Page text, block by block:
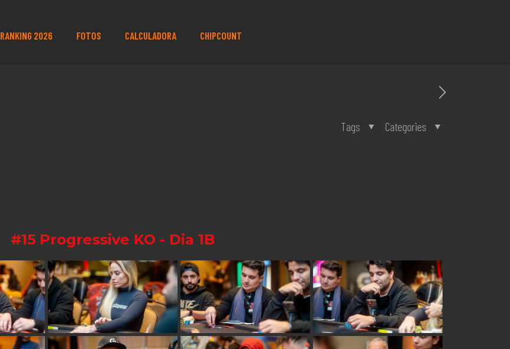
RANKING 2026 FOTOS CALCULADORA CHIPCOUNT
Categories
Tags
#15 Progressive KO - Dia 1B